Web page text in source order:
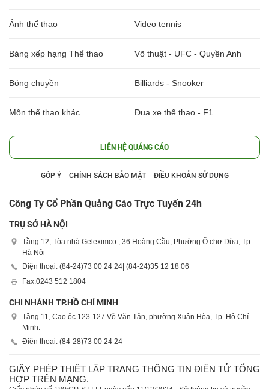
Ảnh thể thao Video tennis
Bảng xếp hạng Thể thao Võ thuật - UFC - Quyền Anh
Bóng chuyền Billiards - Snooker
Môn thể thao khác Đua xe thể thao - F1
LIÊN HỆ QUẢNG CÁO
GÓP Ý CHÍNH SÁCH BẢO MẬT ĐIỀU KHOẢN SỬ DỤNG
Công Ty Cổ Phần Quảng Cáo Trực Tuyến 24h
TRỤ SỞ HÀ NỘI
Tầng 12, Tòa nhà Geleximco , 36 Hoàng Cầu, Phường Ô chợ Dừa, Tp.
Hà Nội
Điện thoại: (84-24)73 00 24 24| (84-24)35 12 18 06
Fax:0243 512 1804
CHI NHÁNH TP.HỒ CHÍ MINH
Tầng 11, Cao ốc 123-127 Võ Văn Tần, phường Xuân Hòa, Tp. Hồ Chí
Minh.
Điện thoại: (84-28)73 00 24 24
GIẤY PHÉP THIẾT LẬP TRANG THÔNG TIN ĐIỆN TỬ TỔNG
HỢP TRÊN MẠNG.